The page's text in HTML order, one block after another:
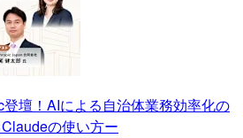
登壇！AIによる自治体業務効率化の
の使い方ー